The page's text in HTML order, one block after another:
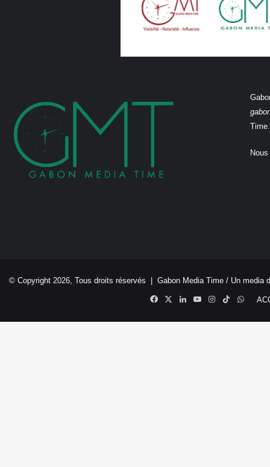
Time.
© Copyright 2026, Tous droits réservés | Gabon Media Time / Un media
Facebook
X LinkedinYouTubeInstagram
TikTok